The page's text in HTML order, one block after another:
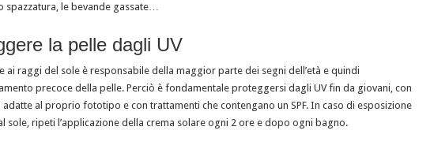
spazzatura, le bevande gassate…
la pelle dagli UV
ai raggi del sole è responsabile della maggior parte dei segni dell’età e quindi
precoce della pelle. Perciò è fondamentale proteggersi dagli UV fin da giovani, con
adatte al proprio fototipo e con trattamenti che contengano un SPF. In caso di esposizione
sole, ripeti l’applicazione della crema solare ogni 2 ore e dopo ogni bagno.